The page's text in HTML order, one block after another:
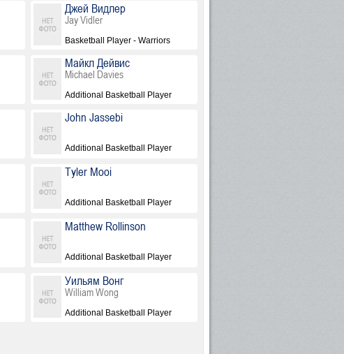
Джей Видлер
Jay Vidler
Basketball Player - Warriors
Майкл Дейвис
Michael Davies
Additional Basketball Player
John Jassebi
Additional Basketball Player
Tyler Mooi
Additional Basketball Player
Matthew Rollinson
Additional Basketball Player
Уильям Вонг
William Wong
Additional Basketball Player